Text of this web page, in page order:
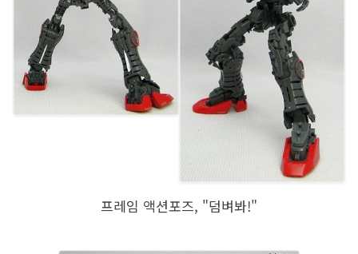
프레임 액션포즈, "덤벼봐!"